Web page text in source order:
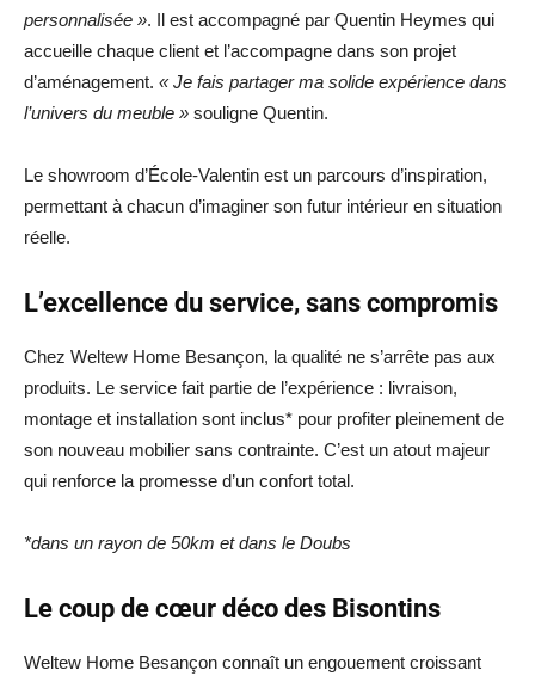
personnalisée ». Il est accompagné par Quentin Heymes qui
accueille chaque client et l’accompagne dans son projet
d’aménagement. « Je fais partager ma solide expérience dans
l’univers du meuble » souligne Quentin.
Le showroom d’École-Valentin est un parcours d’inspiration,
permettant à chacun d’imaginer son futur intérieur en situation
réelle.
L’excellence du service, sans compromis
Chez Weltew Home Besançon, la qualité ne s’arrête pas aux
produits. Le service fait partie de l’expérience : livraison,
montage et installation sont inclus* pour profiter pleinement de
son nouveau mobilier sans contrainte. C’est un atout majeur
qui renforce la promesse d’un confort total.
*dans un rayon de 50km et dans le Doubs
Le coup de cœur déco des Bisontins
Weltew Home Besançon connaît un engouement croissant